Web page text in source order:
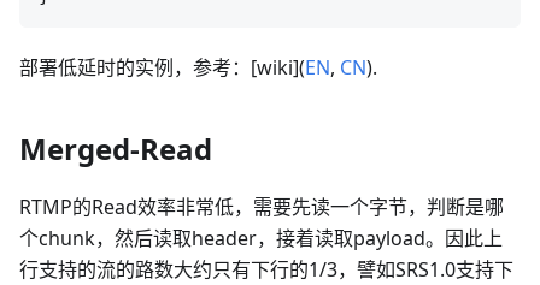
部署低延时的实例，参考：[wiki](EN, CN).
Merged-Read
RTMP的Read效率非常低，需要先读一个字节，判断是哪
个chunk，然后读取header，接着读取payload。因此上
行支持的流的路数大约只有下行的1/3，譬如SRS1.0支持下